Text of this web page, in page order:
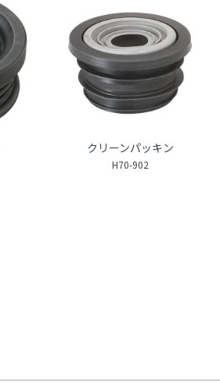
クリーンパッキン
H70-902